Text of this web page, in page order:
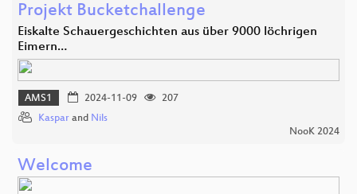
Projekt Bucketchallenge
Eiskalte Schauergeschichten aus über 9000 löchrigen
Eimern…
AMS1 2024-11-09
207
Kaspar and Nils
NooK 2024
Welcome